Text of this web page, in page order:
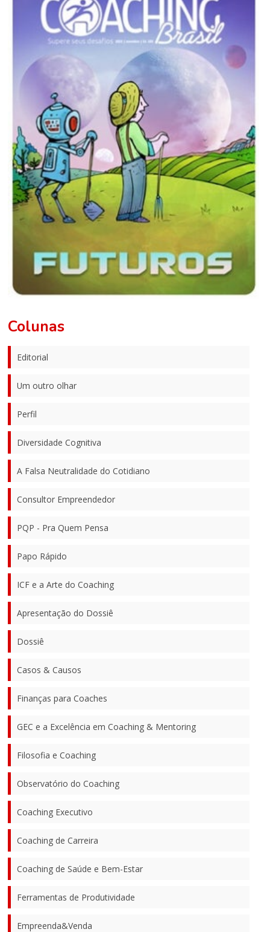
Colunas
Editorial
Um outro olhar
Perfil
Diversidade Cognitiva
A Falsa Neutralidade do Cotidiano
Consultor Empreendedor
PQP - Pra Quem Pensa
Papo Rápido
ICF e a Arte do Coaching
Apresentação do Dossiê
Dossiê
Casos & Causos
Finanças para Coaches
GEC e a Excelência em Coaching & Mentoring
Filosofia e Coaching
Observatório do Coaching
Coaching Executivo
Coaching de Carreira
Coaching de Saúde e Bem-Estar
Ferramentas de Produtividade
Empreenda&Venda